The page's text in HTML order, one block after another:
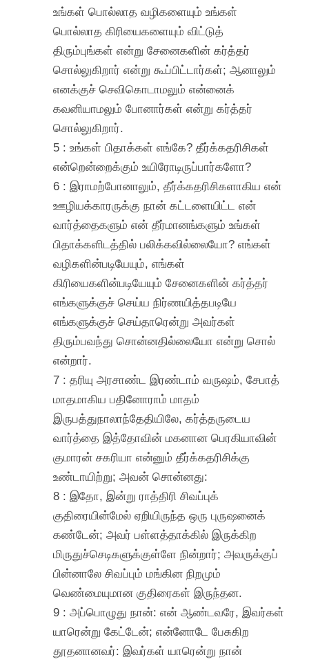
உங்கள் பொல்லாத வழிகளையும் உங்கள்
பொல்லாத கிரியைகளையும் விட்டுத்
திரும்புங்கள் என்று சேனைகளின் கர்த்தர்
சொல்லுகிறார் என்று கூப்பிட்டார்கள்; ஆனாலும்
எனக்குச் செவிகொடாமலும் என்னைக்
கவனியாமலும் போனார்கள் என்று கர்த்தர்
சொல்லுகிறார்.
5 : உங்கள் பிதாக்கள் எங்கே? தீர்க்கதரிசிகள்
என்றென்றைக்கும் உயிரோடிருப்பார்களோ?
6 : இராமற்போனாலும், தீர்க்கதரிசிகளாகிய என்
ஊழியக்காரருக்கு நான் கட்டளையிட்ட என்
வார்த்தைகளும் என் தீர்மானங்களும் உங்கள்
பிதாக்களிடத்தில் பலிக்கவில்லையோ? எங்கள்
வழிகளின்படியேயும், எங்கள்
கிரியைகளின்படியேயும் சேனைகளின் கர்த்தர்
எங்களுக்குச் செய்ய நிர்ணயித்தபடியே
எங்களுக்குச் செய்தாரென்று அவர்கள்
திரும்பவந்து சொன்னதில்லையோ என்று சொல்
என்றார்.
7 : தரியு அரசாண்ட இரண்டாம் வருஷம், சேபாத்
மாதமாகிய பதினோராம் மாதம்
இருபத்துநாலாந்தேதியிலே, கர்த்தருடைய
வார்த்தை இத்தோவின் மகனான பெரகியாவின்
குமாரன் சகரியா என்னும் தீர்க்கதரிசிக்கு
உண்டாயிற்று; அவன் சொன்னது:
8 : இதோ, இன்று ராத்திரி சிவப்புக்
குதிரையின்மேல் ஏறியிருந்த ஒரு புருஷனைக்
கண்டேன்; அவர் பள்ளத்தாக்கில் இருக்கிற
மிருதுச்செடிகளுக்குள்ளே நின்றார்; அவருக்குப்
பின்னாலே சிவப்பும் மங்கின நிறமும்
வெண்மையுமான குதிரைகள் இருந்தன.
9 : அப்பொழுது நான்: என் ஆண்டவரே, இவர்கள்
யாரென்று கேட்டேன்; என்னோடே பேசுகிற
தூதனானவர்: இவர்கள் யாரென்று நான்